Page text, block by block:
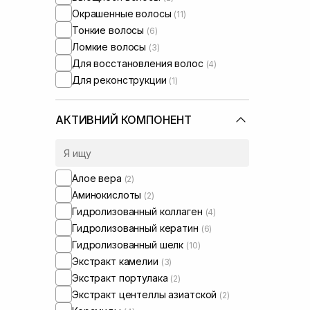
Окрашенные волосы (11)
Тонкие волосы (6)
Ломкие волосы (3)
Для восстановления волос (4)
Для реконструкции (1)
АКТИВНИЙ КОМПОНЕНТ
Алое вера (2)
Аминокислоты (2)
Гидролизованный коллаген (4)
Гидролизованный кератин (6)
Гидролизованный шелк (10)
Экстракт камелии (3)
Экстракт портулака (2)
Экстракт центеллы азиатской (2)